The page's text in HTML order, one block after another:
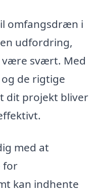
omfangsdræn i
udfordring,
være svært. Med
de rigtige
dit projekt bliver
med at
for
kan indhente